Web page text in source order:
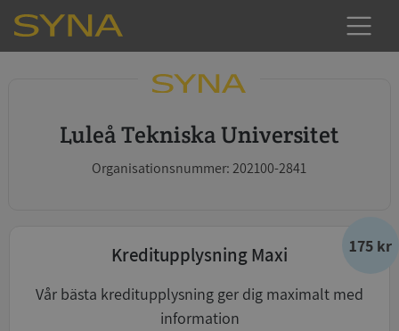
Luleå Tekniska Universitet
Organisationsnummer: 202100-2841
175 kr
Kreditupplysning Maxi
Vår bästa kreditupplysning ger dig maximalt med
information